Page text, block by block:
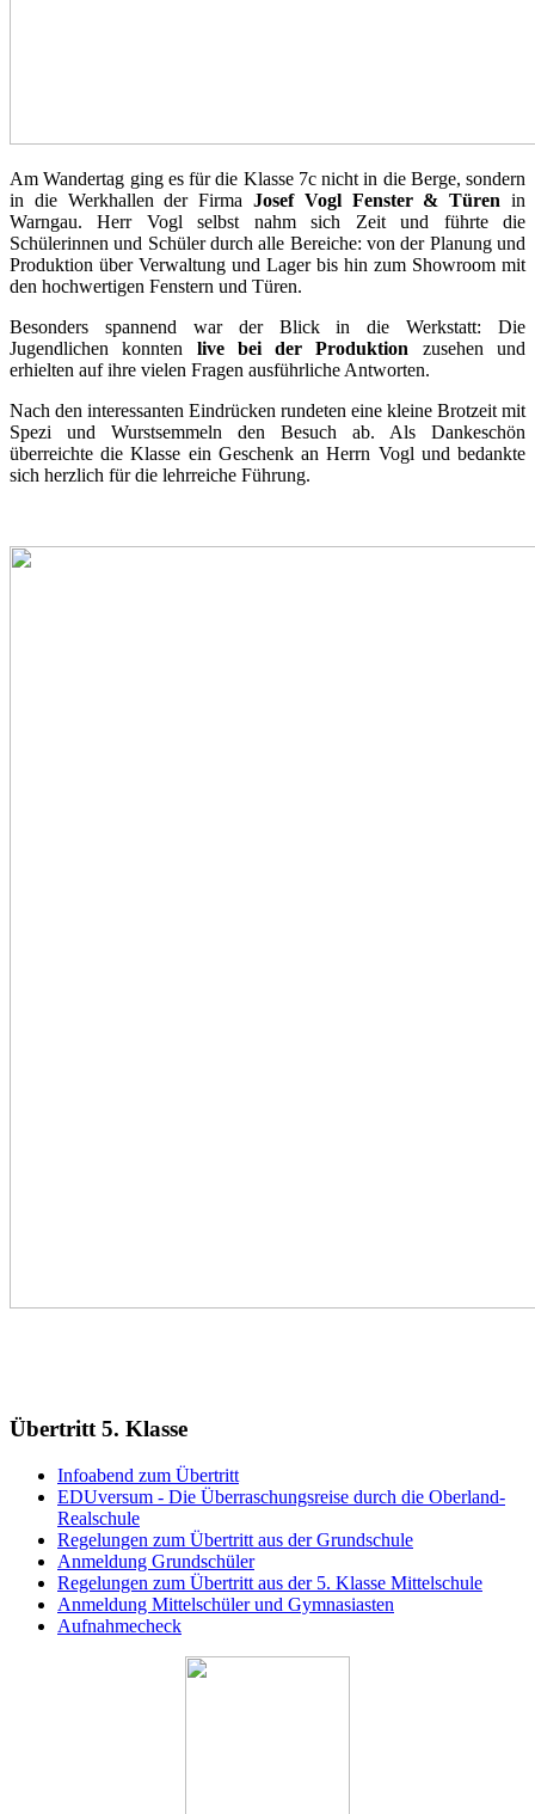
Am Wandertag ging es für die Klasse 7c nicht in die Berge, sondern
in die Werkhallen der Firma Josef Vogl Fenster & Türen in
Warngau. Herr Vogl selbst nahm sich Zeit und führte die
Schülerinnen und Schüler durch alle Bereiche: von der Planung und
Produktion über Verwaltung und Lager bis hin zum Showroom mit
den hochwertigen Fenstern und Türen.
Besonders spannend war der Blick in die Werkstatt: Die
Jugendlichen konnten live bei der Produktion zusehen und
erhielten auf ihre vielen Fragen ausführliche Antworten.
Nach den interessanten Eindrücken rundeten eine kleine Brotzeit mit
Spezi und Wurstsemmeln den Besuch ab. Als Dankeschön
überreichte die Klasse ein Geschenk an Herrn Vogl und bedankte
sich herzlich für die lehrreiche Führung.
Übertritt 5. Klasse
Infoabend zum Übertritt
EDUversum - Die Überraschungsreise durch die Oberland-
Realschule
Regelungen zum Übertritt aus der Grundschule
Anmeldung Grundschüler
Regelungen zum Übertritt aus der 5. Klasse Mittelschule
Anmeldung Mittelschüler und Gymnasiasten
Aufnahmecheck